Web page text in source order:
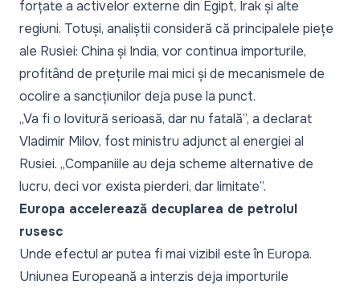
forțate a activelor externe din Egipt, Irak și alte
regiuni. Totuși, analiștii consideră că principalele piețe
ale Rusiei: China și India, vor continua importurile,
profitând de prețurile mai mici și de mecanismele de
ocolire a sancțiunilor deja puse la punct.
„Va fi o lovitură serioasă, dar nu fatală”, a declarat
Vladimir Milov, fost ministru adjunct al energiei al
Rusiei. „Companiile au deja scheme alternative de
lucru, deci vor exista pierderi, dar limitate”.
Europa accelerează decuplarea de petrolul
rusesc
Unde efectul ar putea fi mai vizibil este în Europa.
Uniunea Europeană a interzis deja importurile